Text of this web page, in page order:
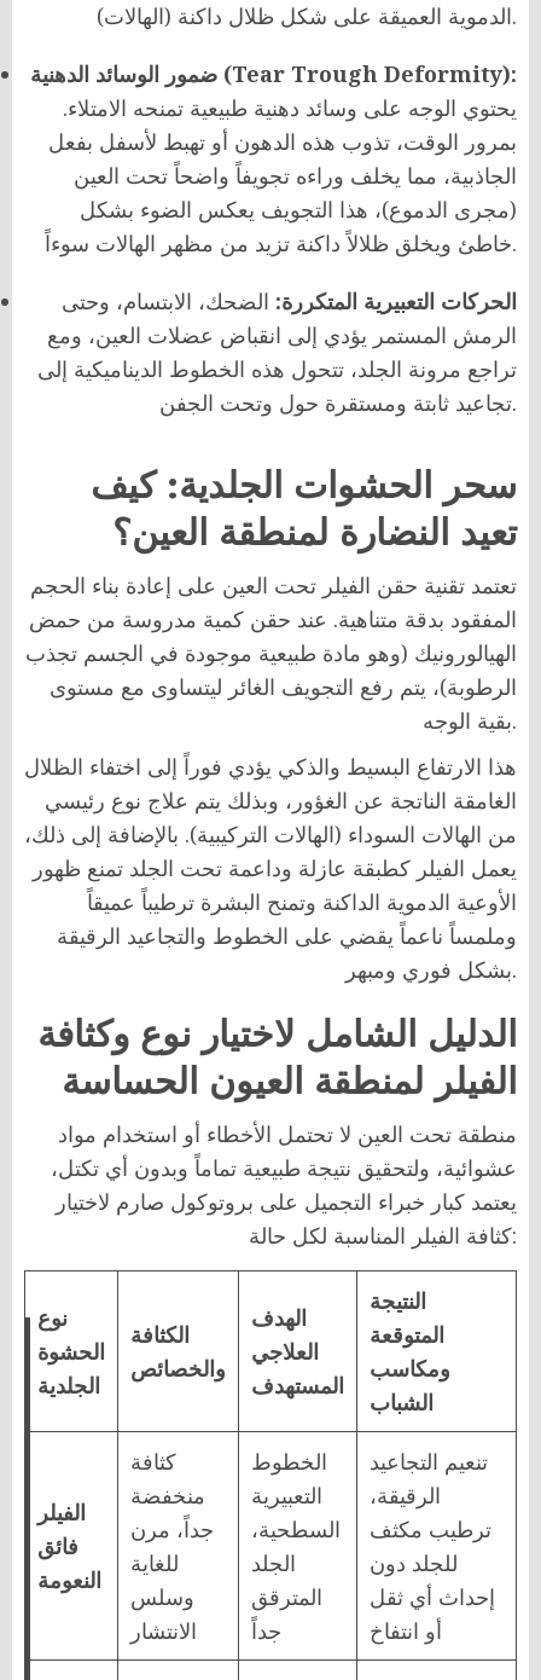
الدموية العميقة على شكل ظلال داكنة (الهالات).
ضمور الوسائد الدهنية (Tear Trough Deformity):
يحتوي الوجه على وسائد دهنية طبيعية تمنحه الامتلاء.
بمرور الوقت، تذوب هذه الدهون أو تهبط لأسفل بفعل
الجاذبية، مما يخلف وراءه تجويفاً واضحاً تحت العين
(مجرى الدموع)، هذا التجويف يعكس الضوء بشكل
خاطئ ويخلق ظلالاً داكنة تزيد من مظهر الهالات سوءاً.
الحركات التعبيرية المتكررة: الضحك، الابتسام، وحتى
الرمش المستمر يؤدي إلى انقباض عضلات العين، ومع
تراجع مرونة الجلد، تتحول هذه الخطوط الديناميكية إلى
تجاعيد ثابتة ومستقرة حول وتحت الجفن.
سحر الحشوات الجلدية: كيف
تعيد النضارة لمنطقة العين؟
تعتمد تقنية حقن الفيلر تحت العين على إعادة بناء الحجم
المفقود بدقة متناهية. عند حقن كمية مدروسة من حمض
الهيالورونيك (وهو مادة طبيعية موجودة في الجسم تجذب
الرطوبة)، يتم رفع التجويف الغائر ليتساوى مع مستوى
بقية الوجه.
هذا الارتفاع البسيط والذكي يؤدي فوراً إلى اختفاء الظلال
الغامقة الناتجة عن الغؤور، وبذلك يتم علاج نوع رئيسي
من الهالات السوداء (الهالات التركيبية). بالإضافة إلى ذلك،
يعمل الفيلر كطبقة عازلة وداعمة تحت الجلد تمنع ظهور
الأوعية الدموية الداكنة وتمنح البشرة ترطيباً عميقاً
وملمساً ناعماً يقضي على الخطوط والتجاعيد الرقيقة
بشكل فوري ومبهر.
الدليل الشامل لاختيار نوع وكثافة
الفيلر لمنطقة العيون الحساسة
منطقة تحت العين لا تحتمل الأخطاء أو استخدام مواد
عشوائية، ولتحقيق نتيجة طبيعية تماماً وبدون أي تكتل،
يعتمد كبار خبراء التجميل على بروتوكول صارم لاختيار
كثافة الفيلر المناسبة لكل حالة:
نوع
الحشوة
الجلدية
الكثافة
والخصائص
الهدف
العلاجي
المستهدف
النتيجة
المتوقعة
ومكاسب
الشباب
الفيلر
فائق
النعومة
كثافة
منخفضة
جداً، مرن
للغاية
وسلس
الانتشار
الخطوط
التعبيرية
السطحية،
الجلد
المترقق
جداً
تنعيم التجاعيد
الرقيقة،
ترطيب مكثف
للجلد دون
إحداث أي ثقل
أو انتفاخ